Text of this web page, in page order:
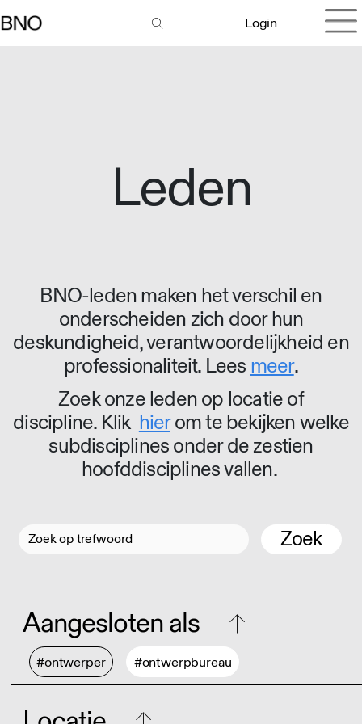
Login
Leden
BNO-leden maken het verschil en
onderscheiden zich door hun
deskundigheid, verantwoordelijkheid en
professionaliteit. Lees meer.
Zoek onze leden op locatie of
discipline. Klik hierom te bekijken welke
subdisciplines onder de zestien
hoofddisciplines vallen.
Zoek
Aangesloten als
#ontwerper #ontwerpbureau